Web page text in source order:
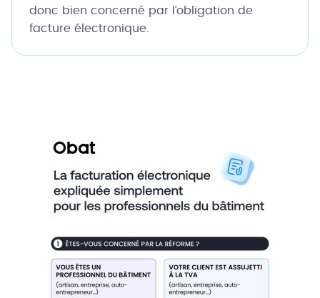
donc bien concerné par l’obligation de
facture électronique.